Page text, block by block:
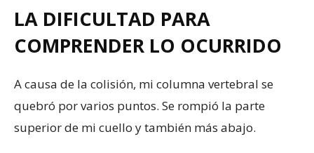
LA DIFICULTAD PARA
COMPRENDER LO OCURRIDO
A causa de la colisión, mi columna vertebral se
quebró por varios puntos. Se rompió la parte
superior de mi cuello y también más abajo.